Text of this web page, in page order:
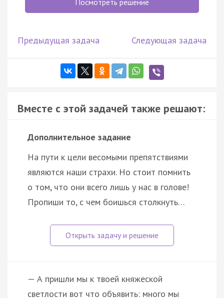
Предыдущая задача Следующая задача
Вместе с этой задачей также решают:
Дополнительное задание
На пути к цели весомыми препятствиями
являются наши страхи. Но стоит помнить
о том, что они всего лишь у нас в голове!
Пропиши то, с чем боишься столкнуть…
— А пришли мы к твоей княжеской
светлости вот что объявить: много мы